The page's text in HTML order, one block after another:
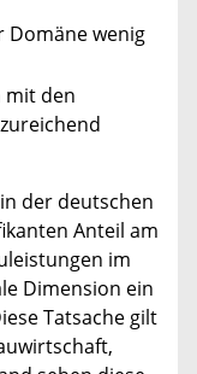
Domäne wenig
mit den
der deutschen
Anteil am
im
Dimension ein
Tatsache gilt